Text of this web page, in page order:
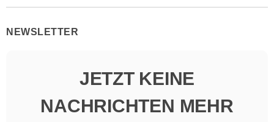
NEWSLETTER
JETZT KEINE
NACHRICHTEN MEHR